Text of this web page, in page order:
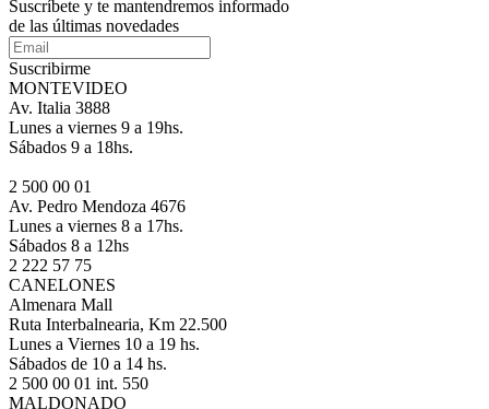
Suscríbete y te mantendremos informado
de las últimas novedades
Suscribirme
MONTEVIDEO
Av. Italia 3888
Lunes a viernes 9 a 19hs.
Sábados 9 a 18hs.
2 500 00 01
Av. Pedro Mendoza 4676
Lunes a viernes 8 a 17hs.
Sábados 8 a 12hs
2 222 57 75
CANELONES
Almenara Mall
Ruta Interbalnearia, Km 22.500
Lunes a Viernes 10 a 19 hs.
Sábados de 10 a 14 hs.
2 500 00 01 int. 550
MALDONADO